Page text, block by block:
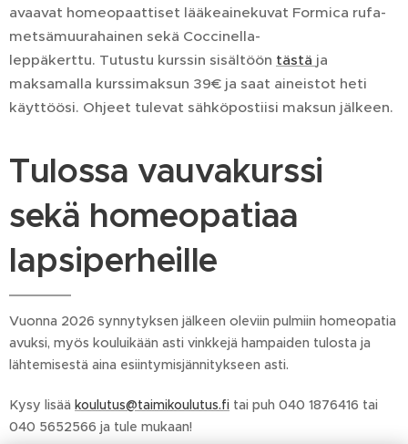
avaavat homeopaattiset lääkeainekuvat Formica rufa-
metsämuurahainen sekä Coccinella-
leppäkerttu. Tutustu kurssin sisältöön tästä ja
maksamalla kurssimaksun 39€ ja saat aineistot heti
käyttöösi. Ohjeet tulevat sähköpostiisi maksun jälkeen.
Tulossa vauvakurssi
sekä homeopatiaa
lapsiperheille
Vuonna 2026 synnytyksen jälkeen oleviin pulmiin homeopatia
avuksi, myös kouluikään asti vinkkejä hampaiden tulosta ja
lähtemisestä aina esiintymisjännitykseen asti.
Kysy lisää koulutus@taimikoulutus.fi tai puh 040 1876416 tai
040 5652566 ja tule mukaan!